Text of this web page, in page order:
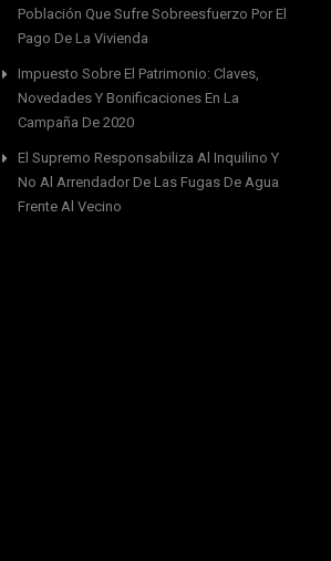
Población Que Sufre Sobreesfuerzo Por El
Pago De La Vivienda
Impuesto Sobre El Patrimonio: Claves,
Novedades Y Bonificaciones En La
Campaña De 2020
El Supremo Responsabiliza Al Inquilino Y
No Al Arrendador De Las Fugas De Agua
Frente Al Vecino